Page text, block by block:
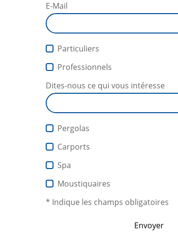
E-Mail
Particuliers
Professionnels
Dites-nous ce qui vous intéresse
Pergolas
Carports
Spa
Moustiquaires
* Indique les champs obligatoires
Envoyer